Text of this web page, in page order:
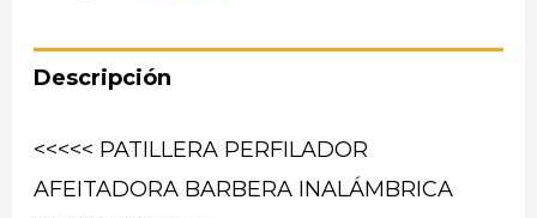
Descripción
<<<<< PATILLERA PERFILADOR
AFEITADORA BARBERA INALÁMBRICA